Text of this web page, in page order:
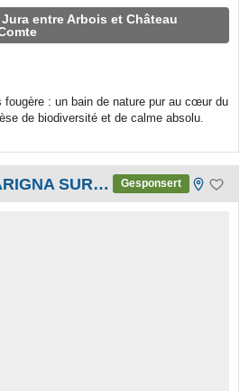
entre Arbois et Château
fougère : un bain de nature pur au cœur du
de biodiversité et de calme absolu.
Gîtes ruraux / MARIGNA SUR VALOUSE Gesponsert